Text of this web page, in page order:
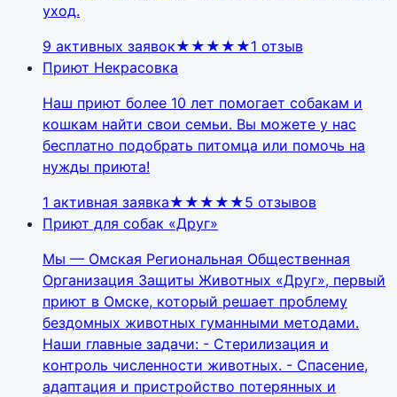
уход.
9 активных заявок★★★★★1 отзыв
Приют Некрасовка
Наш приют более 10 лет помогает собакам и
кошкам найти свои семьи. Вы можете у нас
бесплатно подобрать питомца или помочь на
нужды приюта!
1 активная заявка★★★★★5 отзывов
Приют для собак «Друг»
Мы — Омская Региональная Общественная
Организация Защиты Животных «Друг», первый
приют в Омске, который решает проблему
бездомных животных гуманными методами.
Наши главные задачи: - Стерилизация и
контроль численности животных. - Спасение,
адаптация и пристройство потерянных и